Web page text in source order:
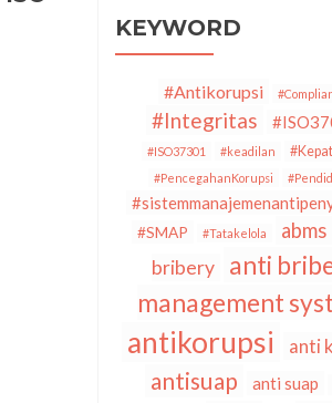
KEYWORD
#Antikorupsi
#Integritas
#ISO37301 #keadilan
#PencegahanKorupsi
#SMAP #Tatakelola abms
bribery
anti
management
antikorupsi anti
antisuap anti suap